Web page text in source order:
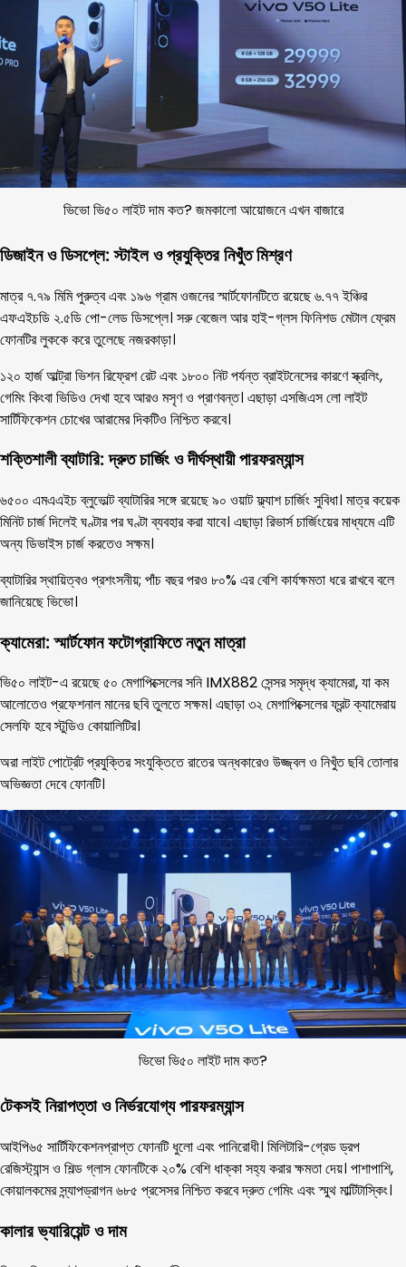
ভিভো ভি৫০ লাইট দাম কত? জমকালো আয়োজনে এখন বাজারে
ডিজাইন ও ডিসপ্লে: স্টাইল ও প্রযুক্তির নিখুঁত মিশ্রণ
মাত্র ৭.৭৯ মিমি পুরুত্ব এবং ১৯৬ গ্রাম ওজনের স্মার্টফোনটিতে রয়েছে ৬.৭৭ ইঞ্চির
এফএইচডি ২.৫ডি পো-লেড ডিসপ্লে। সরু বেজেল আর হাই-গ্লস ফিনিশড মেটাল ফ্রেম
ফোনটির লুককে করে তুলেছে নজরকাড়া।
১২০ হার্জ আল্ট্রা ভিশন রিফ্রেশ রেট এবং ১৮০০ নিট পর্যন্ত ব্রাইটনেসের কারণে স্ক্রলিং,
গেমিং কিংবা ভিডিও দেখা হবে আরও মসৃণ ও প্রাণবন্ত। এছাড়া এসজিএস লো লাইট
সার্টিফিকেশন চোখের আরামের দিকটিও নিশ্চিত করবে।
শক্তিশালী ব্যাটারি: দ্রুত চার্জিং ও দীর্ঘস্থায়ী পারফরম্যান্স
৬৫০০ এমএএইচ ব্লুভোল্ট ব্যাটারির সঙ্গে রয়েছে ৯০ ওয়াট ফ্ল্যাশ চার্জিং সুবিধা। মাত্র কয়েক
মিনিট চার্জ দিলেই ঘণ্টার পর ঘণ্টা ব্যবহার করা যাবে। এছাড়া রিভার্স চার্জিংয়ের মাধ্যমে এটি
অন্য ডিভাইস চার্জ করতেও সক্ষম।
ব্যাটারির স্থায়িত্বও প্রশংসনীয়; পাঁচ বছর পরও ৮০% এর বেশি কার্যক্ষমতা ধরে রাখবে বলে
জানিয়েছে ভিভো।
ক্যামেরা: স্মার্টফোন ফটোগ্রাফিতে নতুন মাত্রা
ভি৫০ লাইট-এ রয়েছে ৫০ মেগাপিক্সেলের সনি IMX882 সেন্সর সমৃদ্ধ ক্যামেরা, যা কম
আলোতেও প্রফেশনাল মানের ছবি তুলতে সক্ষম। এছাড়া ৩২ মেগাপিক্সেলের ফ্রন্ট ক্যামেরায়
সেলফি হবে স্টুডিও কোয়ালিটির।
অরা লাইট পোর্ট্রেট প্রযুক্তির সংযুক্তিতে রাতের অন্ধকারেও উজ্জ্বল ও নিখুঁত ছবি তোলার
অভিজ্ঞতা দেবে ফোনটি।
ভিভো ভি৫০ লাইট দাম কত?
টেকসই নিরাপত্তা ও নির্ভরযোগ্য পারফরম্যান্স
আইপি৬৫ সার্টিফিকেশনপ্রাপ্ত ফোনটি ধুলো এবং পানিরোধী। মিলিটারি-গ্রেড ড্রপ
রেজিস্ট্যান্স ও শিল্ড গ্লাস ফোনটিকে ২০% বেশি ধাক্কা সহ্য করার ক্ষমতা দেয়। পাশাপাশি,
কোয়ালকমের স্ন্যাপড্রাগন ৬৮৫ প্রসেসর নিশ্চিত করবে দ্রুত গেমিং এবং স্মুথ মাল্টিটাস্কিং।
কালার ভ্যারিয়েন্ট ও দাম